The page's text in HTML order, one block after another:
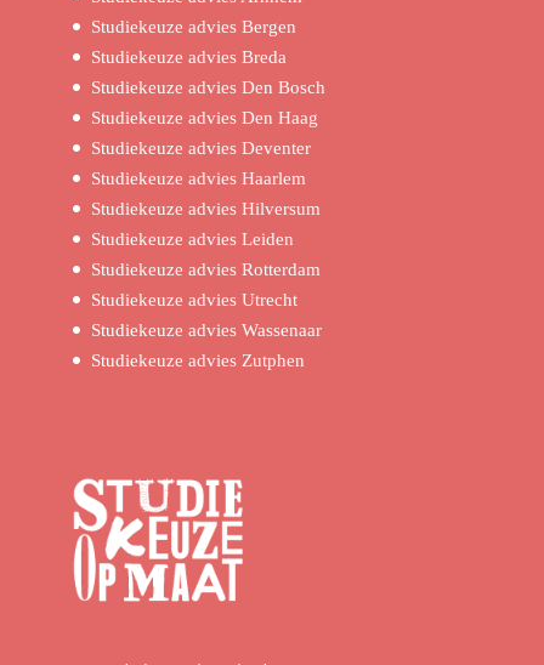
Studiekeuze advies Bergen
Studiekeuze advies Breda
Studiekeuze advies Den Bosch
Studiekeuze advies Den Haag
Studiekeuze advies Deventer
Studiekeuze advies Haarlem
Studiekeuze advies Hilversum
Studiekeuze advies Leiden
Studiekeuze advies Rotterdam
Studiekeuze advies Utrecht
Studiekeuze advies Wassenaar
Studiekeuze advies Zutphen